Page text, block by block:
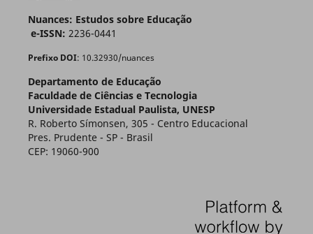
Nuances: Estudos sobre Educação
e-ISSN: 2236-0441
Prefixo DOI: 10.32930/nuances
Departamento de Educação
Faculdade de Ciências e Tecnologia
Universidade Estadual Paulista, UNESP
R. Roberto Símonsen, 305 - Centro Educacional
Pres. Prudente - SP - Brasil
CEP: 19060-900